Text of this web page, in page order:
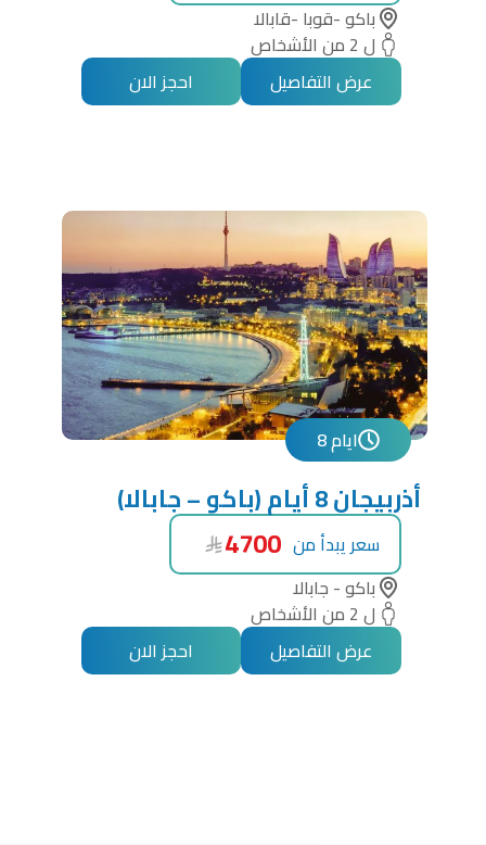
باكو -قوبا -قابالا
ل 2 من الأشخاص
احجز الان
عرض التفاصيل
8 ايام
أذربيجان 8 أيام (باكو – جابالا)
4700 سعر يبدأ من
باكو - جابالا
ل 2 من الأشخاص
احجز الان
عرض التفاصيل